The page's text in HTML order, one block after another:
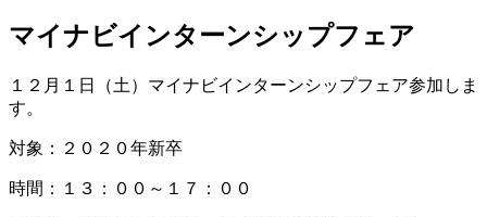
マイナビインターンシップフェア
１２月１日（土）マイナビインターンシップフェア参加しま
す。
対象：２０２０年新卒
時間：１３：００～１７：００